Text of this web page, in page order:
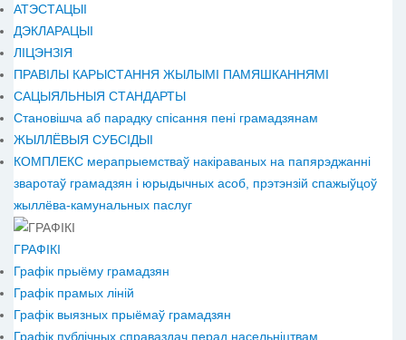
АТЭСТАЦЫІ
ДЭКЛАРАЦЫІ
ЛІЦЭНЗІЯ
ПРАВІЛЫ КАРЫСТАННЯ ЖЫЛЫМІ ПАМЯШКАННЯМІ
САЦЫЯЛЬНЫЯ СТАНДАРТЫ
Становiшча аб парадку спісання пені грамадзянам
ЖЫЛЛЁВЫЯ СУБСІДЫІ
КОМПЛЕКС мерапрыемстваў накіраваных на папярэджанні
зваротаў грамадзян і юрыдычных асоб, прэтэнзій спажыўцоў
жыллёва-камунальных паслуг
ГРАФІКІ
Графік прыёму грамадзян
Графік прамых ліній
Графік выязных прыёмаў грамадзян
Графік публічных справаздач перад насельніцтвам